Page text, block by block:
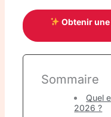
Obtenir
Sommaire
Quel
2026 ?